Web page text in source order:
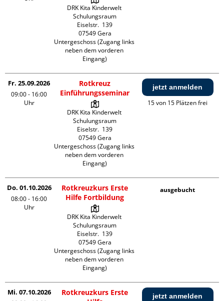
DRK Kita Kinderwelt
Schulungsraum
Eiselstr.  139
07549 Gera
Untergeschoss (Zugang links
neben dem vorderen
Eingang)
Fr. 25.09.2026
09:00 - 16:00
Uhr
Rotkreuz
Einführungsseminar
DRK Kita Kinderwelt
Schulungsraum
Eiselstr.  139
07549 Gera
Untergeschoss (Zugang links
neben dem vorderen
Eingang)
jetzt anmelden
15 von 15 Plätzen frei
Do. 01.10.2026
08:00 - 16:00
Uhr
Rotkreuzkurs Erste
Hilfe Fortbildung
DRK Kita Kinderwelt
Schulungsraum
Eiselstr.  139
07549 Gera
Untergeschoss (Zugang links
neben dem vorderen
Eingang)
ausgebucht
Mi. 07.10.2026
Rotkreuzkurs Erste
jetzt anmelden